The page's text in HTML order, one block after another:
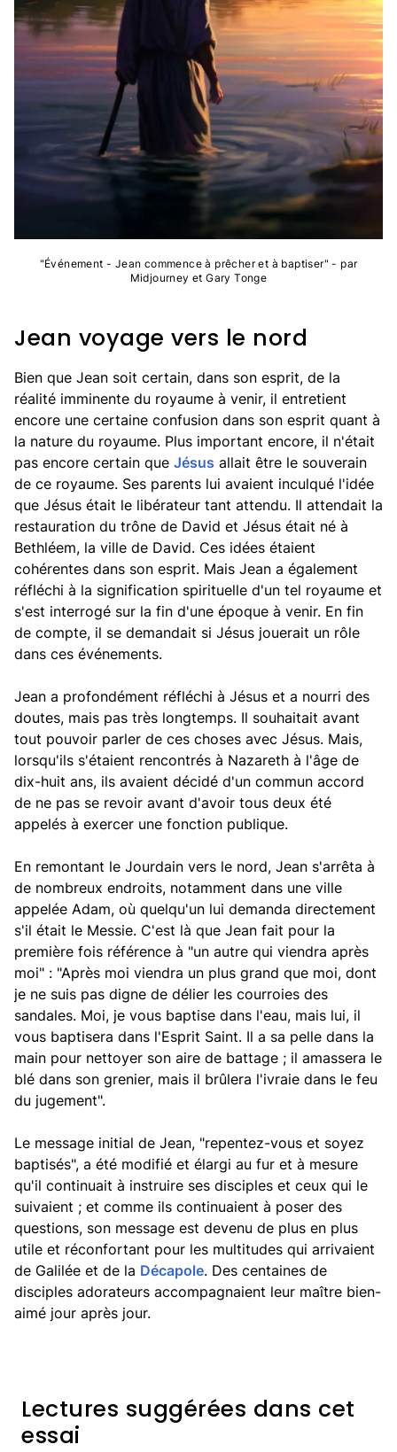
"Événement - Jean commence à prêcher et à baptiser" - par
Midjourney et Gary Tonge
Jean voyage vers le nord
Bien que Jean soit certain, dans son esprit, de la
réalité imminente du royaume à venir, il entretient
encore une certaine confusion dans son esprit quant à
la nature du royaume. Plus important encore, il n'était
pas encore certain que Jésus allait être le souverain
de ce royaume. Ses parents lui avaient inculqué l'idée
que Jésus était le libérateur tant attendu. Il attendait la
restauration du trône de David et Jésus était né à
Bethléem, la ville de David. Ces idées étaient
cohérentes dans son esprit. Mais Jean a également
réfléchi à la signification spirituelle d'un tel royaume et
s'est interrogé sur la fin d'une époque à venir. En fin
de compte, il se demandait si Jésus jouerait un rôle
dans ces événements.
Jean a profondément réfléchi à Jésus et a nourri des
doutes, mais pas très longtemps. Il souhaitait avant
tout pouvoir parler de ces choses avec Jésus. Mais,
lorsqu'ils s'étaient rencontrés à Nazareth à l'âge de
dix-huit ans, ils avaient décidé d'un commun accord
de ne pas se revoir avant d'avoir tous deux été
appelés à exercer une fonction publique.
En remontant le Jourdain vers le nord, Jean s'arrêta à
de nombreux endroits, notamment dans une ville
appelée Adam, où quelqu'un lui demanda directement
s'il était le Messie. C'est là que Jean fait pour la
première fois référence à "un autre qui viendra après
moi" : "Après moi viendra un plus grand que moi, dont
je ne suis pas digne de délier les courroies des
sandales. Moi, je vous baptise dans l'eau, mais lui, il
vous baptisera dans l'Esprit Saint. Il a sa pelle dans la
main pour nettoyer son aire de battage ; il amassera le
blé dans son grenier, mais il brûlera l'ivraie dans le feu
du jugement".
Le message initial de Jean, "repentez-vous et soyez
baptisés", a été modifié et élargi au fur et à mesure
qu'il continuait à instruire ses disciples et ceux qui le
suivaient ; et comme ils continuaient à poser des
questions, son message est devenu de plus en plus
utile et réconfortant pour les multitudes qui arrivaient
de Galilée et de la Décapole. Des centaines de
disciples adorateurs accompagnaient leur maître bien-
aimé jour après jour.
Lectures suggérées dans cet
essai